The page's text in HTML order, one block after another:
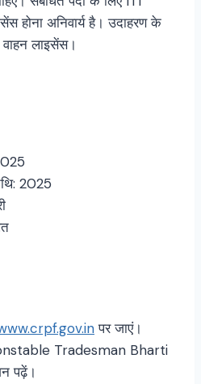
होना अनिवार्य है। उदाहरण के
वाहन लाइसेंस।
2025
पर जाएं।
Tradesman Bharti
पढ़ें।